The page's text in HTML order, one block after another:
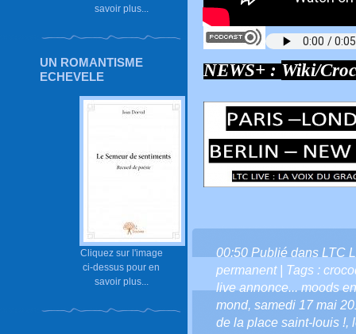
savoir plus...
UN ROMANTISME
ECHEVELE
Cliquez sur l'image
ci-dessus pour en
savoir plus...
NEWS+ :Wiki/
00:50 Publié dans LTC
permanent| Tags :
live annonce... moods
mond, samedi 17 mai
de la place saint-louis !,